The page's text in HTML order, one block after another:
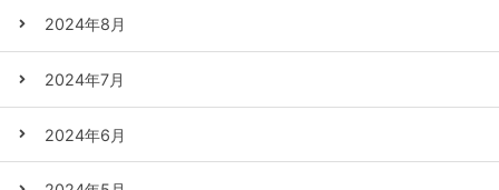
2024年8月
2024年7月
2024年6月